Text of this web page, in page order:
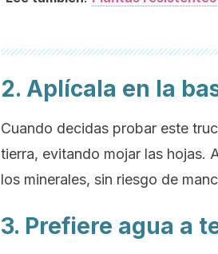
2. Aplícala en la
Cuando decidas probar este
tierra, evitando mojar las hojas.
los minerales, sin riesgo de
3. Prefiere agua a